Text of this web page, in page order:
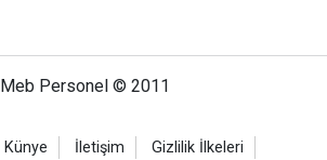
Meb Personel © 2011
Künye İletişim Gizlilik İlkeleri